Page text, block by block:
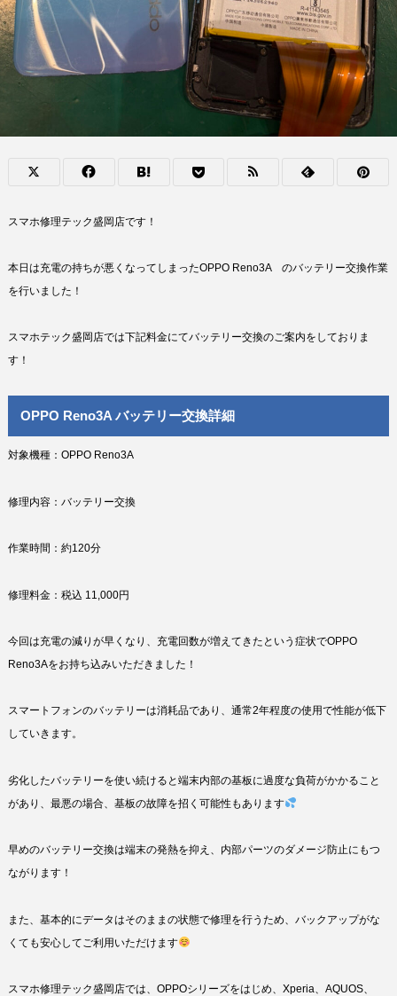
スマホ修理テック盛岡店です！
本日は充電の持ちが悪くなってしまったOPPO Reno3A のバッテリー交換作業
を行いました！
スマホテック盛岡店では下記料金にてバッテリー交換のご案内をしておりま
す！
OPPO Reno3A バッテリー交換詳細
対象機種：OPPO Reno3A
修理内容：バッテリー交換
作業時間：約120分
修理料金：税込 11,000円
今回は充電の減りが早くなり、充電回数が増えてきたという症状でOPPO
Reno3Aをお持ち込みいただきました！
スマートフォンのバッテリーは消耗品であり、通常2年程度の使用で性能が低下
していきます。
劣化したバッテリーを使い続けると端末内部の基板に過度な負荷がかかること
があり、最悪の場合、基板の故障を招く可能性もあります
早めのバッテリー交換は端末の発熱を抑え、内部パーツのダメージ防止にもつ
ながります！
また、基本的にデータはそのままの状態で修理を行うため、バックアップがな
くても安心してご利用いただけます
スマホ修理テック盛岡店では、OPPOシリーズをはじめ、Xperia、AQUOS、